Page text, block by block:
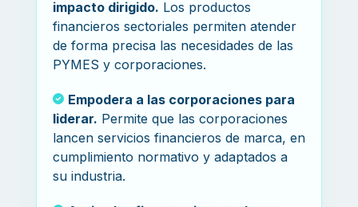
impacto dirigido. Los productos
financieros sectoriales permiten atender
de forma precisa las necesidades de las
PYMES y corporaciones.
Empodera a las corporaciones para
liderar. Permite que las corporaciones
lancen servicios financieros de marca, en
cumplimiento normativo y adaptados a
su industria.